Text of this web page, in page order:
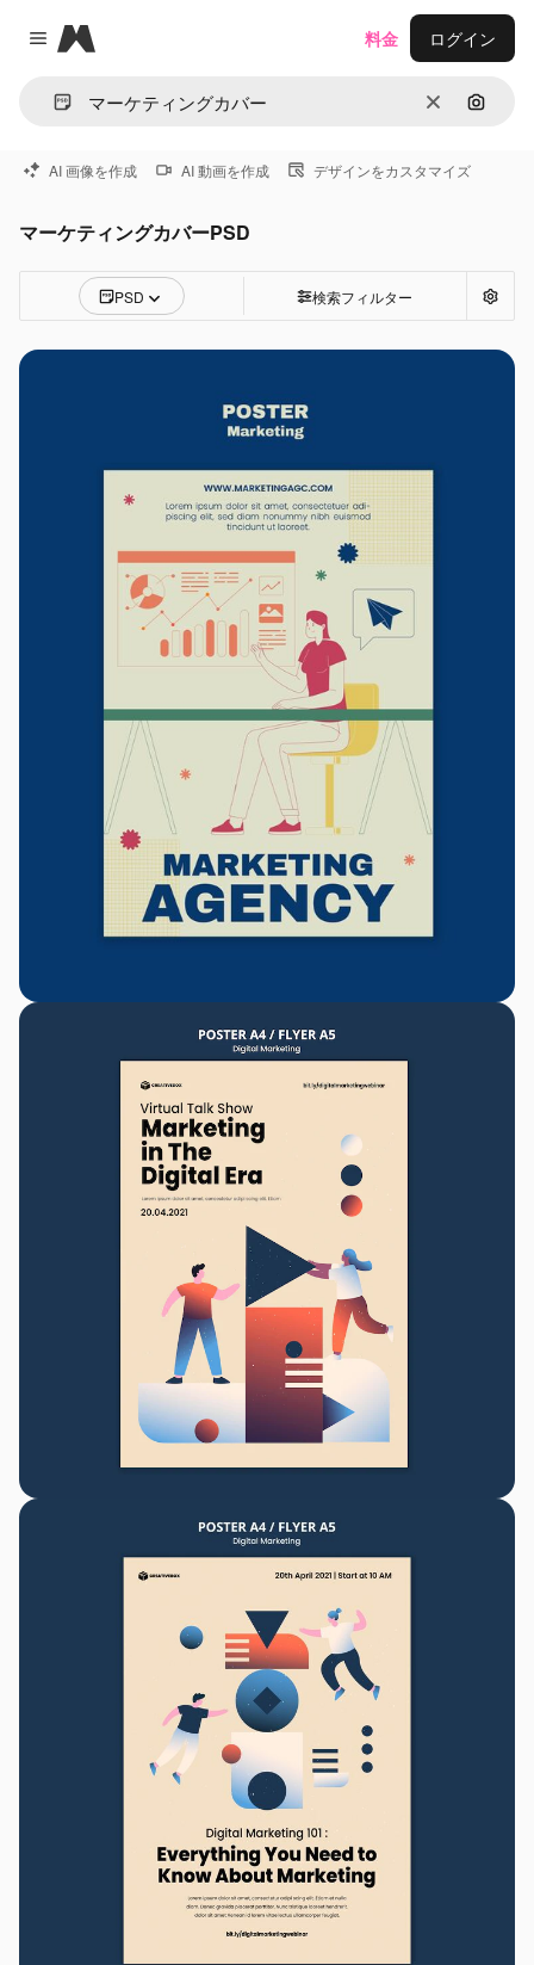
Close menu
Magnific
消去 画像で
料金 ログイン
AI 画像を作成 AI 動画を作成 デザインをカスタマイズ
マーケティングカバーPSD
PSD 検索フィルター